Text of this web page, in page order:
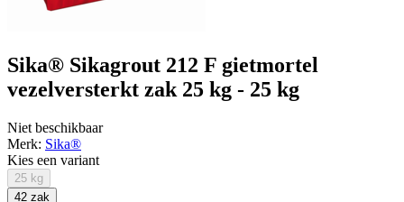
Sika® Sikagrout 212 F gietmortel
vezelversterkt zak 25 kg - 25 kg
Niet beschikbaar
Merk: Sika®
Kies een variant
25 kg
42 zak